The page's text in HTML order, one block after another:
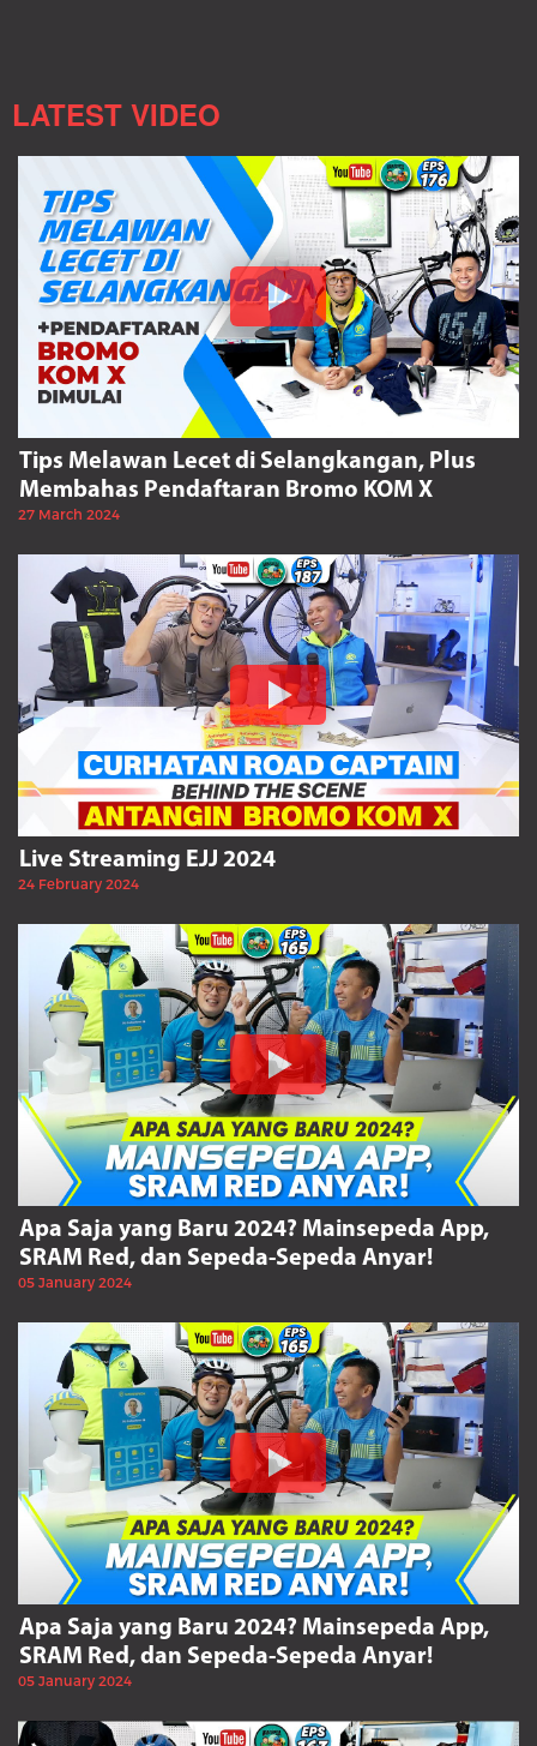
LATEST VIDEO
Tips Melawan Lecet di Selangkangan, Plus
Membahas Pendaftaran Bromo KOM X
27 March 2024
Live Streaming EJJ 2024
24 February 2024
Apa Saja yang Baru 2024? Mainsepeda App,
SRAM Red, dan Sepeda-Sepeda Anyar!
05 January 2024
Apa Saja yang Baru 2024? Mainsepeda App,
SRAM Red, dan Sepeda-Sepeda Anyar!
05 January 2024